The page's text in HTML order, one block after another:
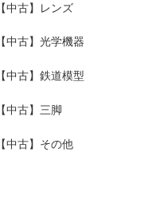
【中古】レンズ
【中古】光学機器
【中古】鉄道模型
【中古】三脚
【中古】その他